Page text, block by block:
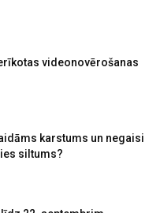
videonovērošanas
karstums un negaisi
siltums?